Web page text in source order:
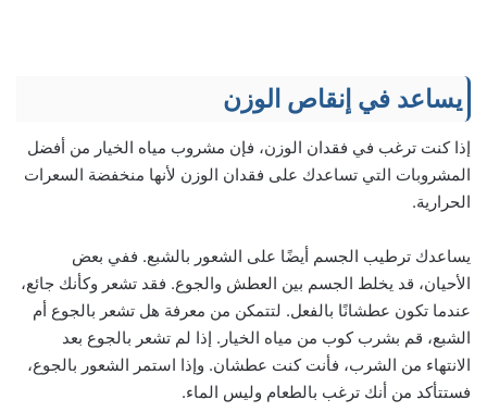
يساعد في إنقاص الوزن
إذا كنت ترغب في فقدان الوزن، فإن مشروب مياه الخيار من أفضل
المشروبات التي تساعدك على فقدان الوزن لأنها منخفضة السعرات
الحرارية.
يساعدك ترطيب الجسم أيضًا على الشعور بالشبع. ففي بعض
الأحيان، قد يخلط الجسم بين العطش والجوع. فقد تشعر وكأنك جائع،
عندما تكون عطشانًا بالفعل. لتتمكن من معرفة هل تشعر بالجوع أم
الشبع، قم بشرب كوب من مياه الخيار. إذا لم تشعر بالجوع بعد
الانتهاء من الشرب، فأنت كنت عطشان. وإذا استمر الشعور بالجوع،
فستتأكد من أنك ترغب بالطعام وليس الماء.